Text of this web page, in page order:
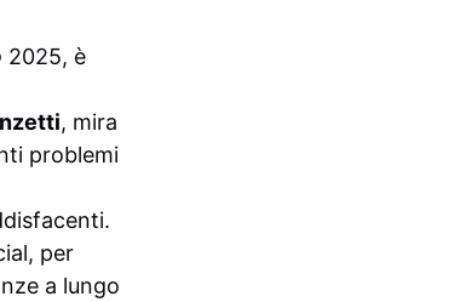
2025, è
, mira
problemi
per
a lungo